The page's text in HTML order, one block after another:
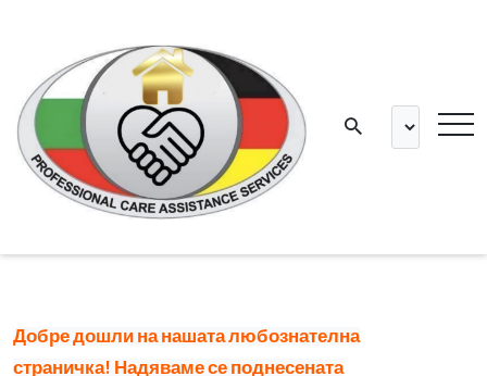
Добре дошли на нашата любознателна
страничка! Надяваме се поднесената